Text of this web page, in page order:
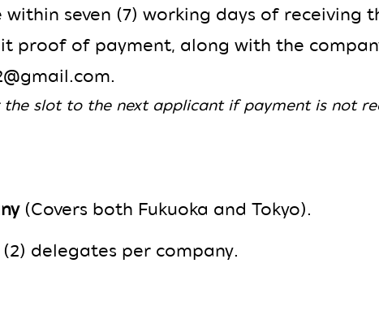
seven (7) working days of receiving
proof of payment, along with the
slot to the next applicant if payment is not
(Covers both Fukuoka and Tokyo).
delegates per company.